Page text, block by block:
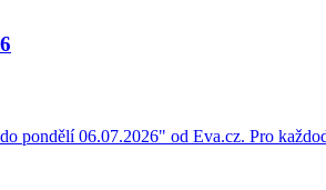
pondělí 06.07.2026" od Eva.cz. Pro